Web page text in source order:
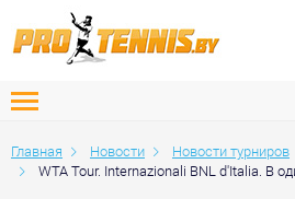
Главная Новости
Новости турниров
WTA Tour. Internazionali BNL d'Italia. В